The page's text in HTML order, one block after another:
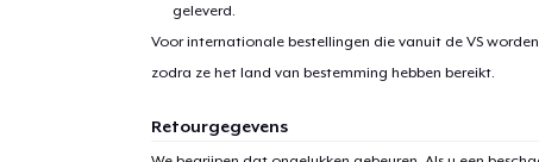
geleverd.
Voor internationale bestellingen die vanuit de VS
zodra ze het land van bestemming hebben bereikt.
Retourgegevens